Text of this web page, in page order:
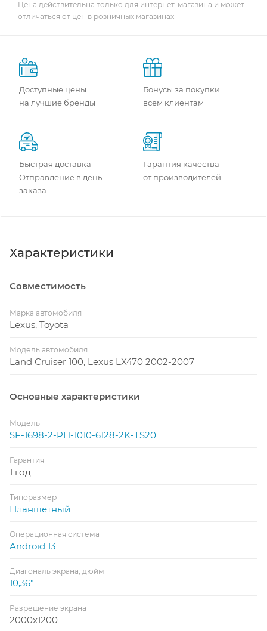
Цена действительна только для интернет-магазина и может
отличаться от цен в розничных магазинах
Доступные цены
на лучшие бренды
Бонусы за покупки
всем клиентам
Быстрая доставка
Отправление в день
заказа
Гарантия качества
от производителей
Характеристики
Совместимость
Марка автомобиля
Lexus, Toyota
Модель автомобиля
Land Cruiser 100, Lexus LX470 2002-2007
Основные характеристики
Модель
SF-1698-2-PH-1010-6128-2K-TS20
Гарантия
1 год
Типоразмер
Планшетный
Операционная система
Android 13
Диагональ экрана, дюйм
10,36"
Разрешение экрана
2000x1200